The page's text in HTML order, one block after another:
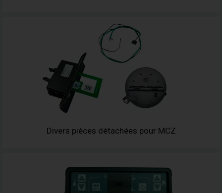
Divers pièces détachées pour MCZ